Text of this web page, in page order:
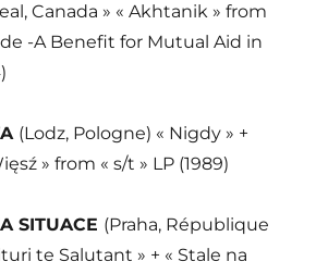
Canada » « Akhtanik » from
-A Benefit for Mutual Aid in
(Lodz, Pologne) « Nigdy » +
» from « s/t » LP (1989)
SITUACE (Praha, République
te Salutant » + « Stale na